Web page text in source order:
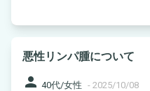
悪性リンパ腫について
person 40代/女性 - 2025/10/08